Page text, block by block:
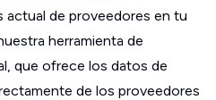
actual de proveedores en tu
herramienta de
que ofrece los datos de
de los proveedores